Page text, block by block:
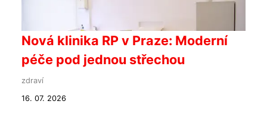
Nová klinika RP v Praze: Moderní
péče pod jednou střechou
zdraví
16. 07. 2026